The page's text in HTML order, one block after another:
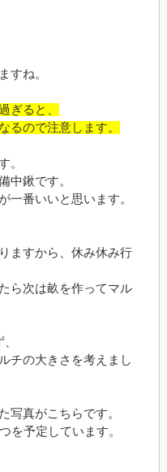
すね。
ぎると、
るので注意します。
。
中鍬です。
一番いいと思います。
ますから、休み休み行
ら次は畝を作ってマル
チの大きさを考えまし
写真がこちらです。
を予定しています。